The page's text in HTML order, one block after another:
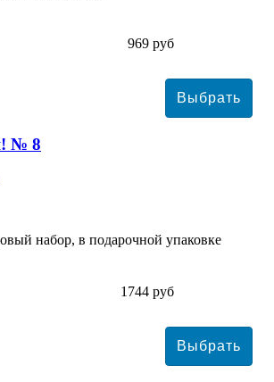
969 руб
№ 8
набор, в подарочной упаковке
1744 руб